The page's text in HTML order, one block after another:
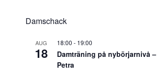
Damschack
AUG
18
18:00 - 19:00
Damträning på nybörjarnivå –
Petra